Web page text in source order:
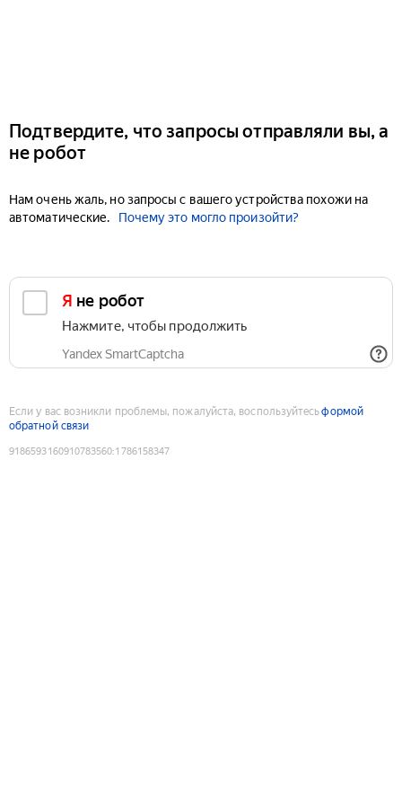
Подтвердите, что запросы отправляли вы, а
не робот
Нам очень жаль, но запросы с вашего устройства похожи на
автоматические.
Почему это могло произойти?
Я не робот
Нажмите, чтобы продолжить
Yandex SmartCaptcha
Если у вас возникли проблемы, пожалуйста, воспользуйтесьформой
обратной связи
9186593160910783560:1786158347